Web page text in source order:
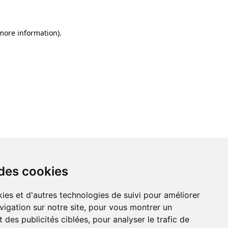
cookies
et d'autres technologies de suivi pour améliorer
sur notre site, pour vous montrer un
des publicités ciblées, pour analyser le trafic de
information).